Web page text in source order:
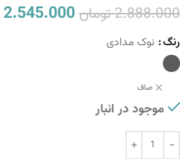
2.888.000تومان2.545.000
رنگ نوک مدادی
صاف
موجود در انبار